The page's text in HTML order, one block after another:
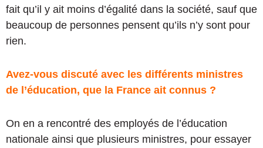
fait qu’il y ait moins d’égalité dans la société, sauf que
beaucoup de personnes pensent qu’ils n’y sont pour
rien.
Avez-vous discuté avec les différents ministres
de l’éducation, que la France ait connus ?
On en a rencontré des employés de l’éducation
nationale ainsi que plusieurs ministres, pour essayer